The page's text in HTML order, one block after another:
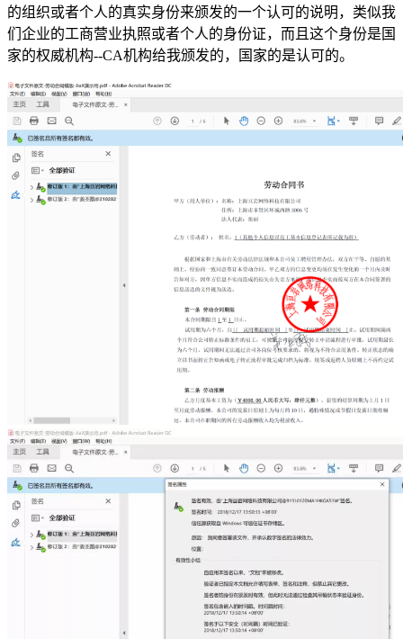
的组织或者个人的真实身份来颁发的一个认可的说明，类似我
们企业的工商营业执照或者个人的身份证，而且这个身份是国
家的权威机构--CA机构给我颁发的，国家的是认可的。